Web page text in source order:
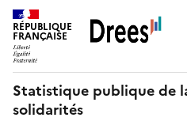
Aller
au
contenu
principal
RÉPUBLIQUE
FRANÇAISE
Statistique publique de
solidarités